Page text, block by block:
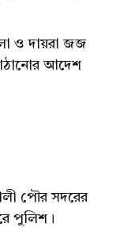
ও দায়রা জজ
আদেশ
পৌর সদরের
পুলিশ।